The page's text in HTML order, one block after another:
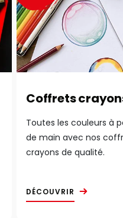
Coffrets
Toutes les couleurs à
de main avec nos
crayons de qualité.
DÉCOUVRIR